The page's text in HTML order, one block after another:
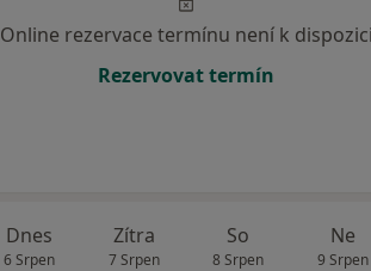
Online rezervace termínu není k dispozici
Rezervovat termín
Dnes
6 Srpen
Zítra
7 Srpen
So
8 Srpen
Ne
9 Srpen